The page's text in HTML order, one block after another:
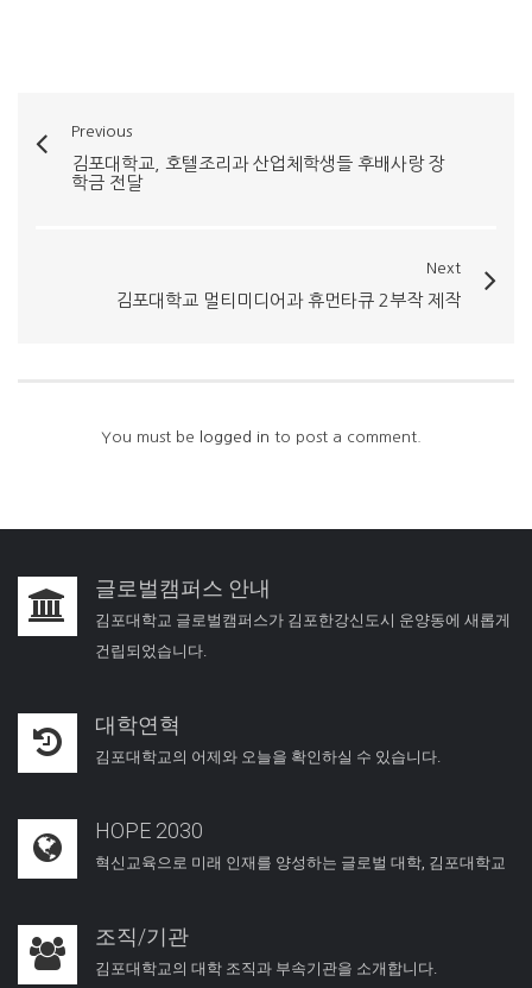
Previous
김포대학교, 호텔조리과 산업체학생들 후배사랑 장
학금 전달
Next
김포대학교 멀티미디어과 휴먼타큐 2부작 제작
You must be logged in to post a comment.
글로벌캠퍼스 안내
김포대학교 글로벌캠퍼스가 김포한강신도시 운양동에 새롭게
건립되었습니다.
대학연혁
김포대학교의 어제와 오늘을 확인하실 수 있습니다.
HOPE 2030
혁신교육으로 미래 인재를 양성하는 글로벌 대학, 김포대학교
조직/기관
김포대학교의 대학 조직과 부속기관을 소개합니다.